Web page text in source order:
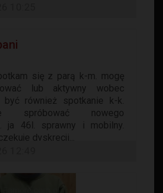
się z parą k-m. mogę
lub aktywny wobec
być również spotkanie k-k.
spróbować nowego
ja 46l. sprawny i mobilny.
dyskrecji...